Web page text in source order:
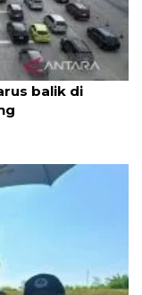
balik di